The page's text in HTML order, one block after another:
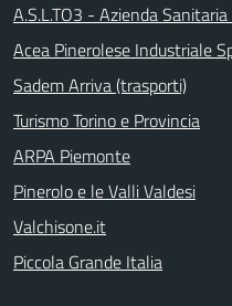
A.S.L.TO3 - Azienda
Acea Pinerolese Industriale
Sadem Arriva (trasporti)
Turismo Torino e Provincia
ARPA Piemonte
Pinerolo e le Valli Valdesi
Valchisone.it
Piccola Grande Italia